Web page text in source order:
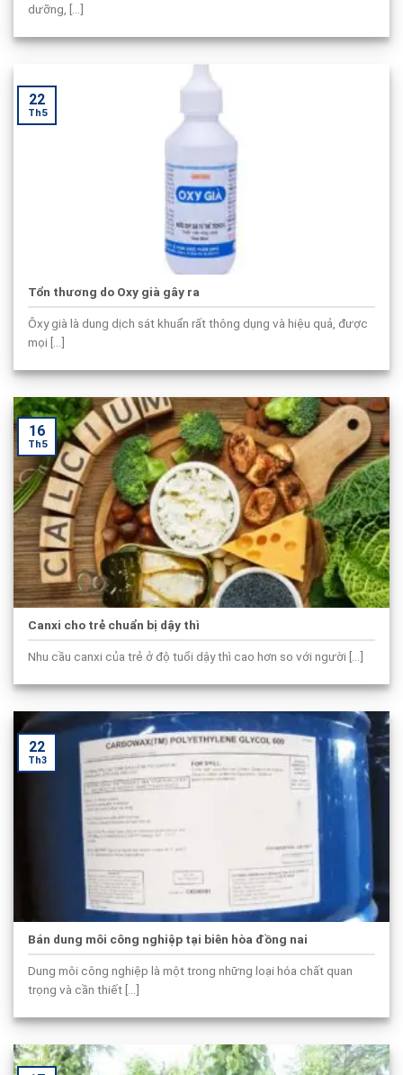
dưỡng, [...]
Tổn thương do Oxy già gây ra
Ôxy già là dung dịch sát khuẩn rất thông dụng và hiệu quả, được
mọi [...]
22
Th5
Canxi cho trẻ chuẩn bị dậy thì
Nhu cầu canxi của trẻ ở độ tuổi dậy thì cao hơn so với người [...]
16
Th5
Bán dung môi công nghiệp tại biên hòa đồng nai
Dung môi công nghiệp là một trong những loại hóa chất quan
trọng và cần thiết [...]
22
Th3